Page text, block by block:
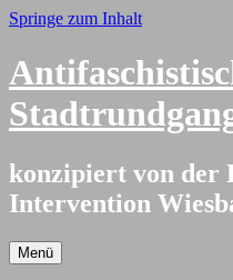
Springe zum Inhalt
konzipiert von der
Intervention
Menü